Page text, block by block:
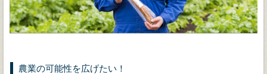
農業の可能性を広げたい！